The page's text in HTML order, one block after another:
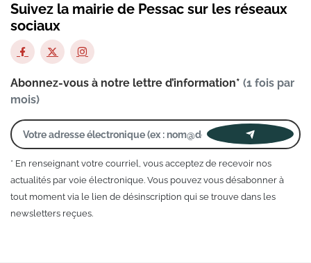
Suivez la mairie de Pessac sur les réseaux
sociaux
Abonnez-vous à notre lettre d’information* (1 fois par
mois)
* En renseignant votre courriel, vous acceptez de recevoir nos
actualités par voie électronique. Vous pouvez vous désabonner à
tout moment via le lien de désinscription qui se trouve dans les
newsletters reçues.